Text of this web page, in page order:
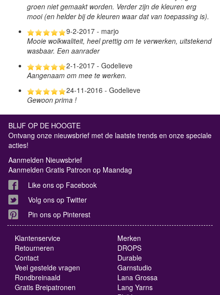
groen niet gemaakt worden. Verder zijn de kleuren erg
mooi (en helder bij de kleuren waar dat van toepassing is).
9-2-2017 - marjo
Mooie wolkwaliteit, heel prettig om te verwerken, uitstekend
wasbaar. Een aanrader
2-1-2017 - Godelieve
Aangenaam om mee te werken.
24-11-2016 - Godelieve
Gewoon prima !
BLIJF OP DE HOOGTE
Ontvang onze nieuwsbrief met de laatste trends en onze speciale
acties!
Aanmelden Nieuwsbrief
Aanmelden Gratis Patroon op Maandag
Like ons op Facebook
Volg ons op Twitter
Pin ons op Pinterest
Klantenservice
Retourneren
Contact
Veel gestelde vragen
Rondbreinaald
Gratis Breipatronen
Merken
DROPS
Durable
Garnstudio
Lana Grossa
Lang Yarns